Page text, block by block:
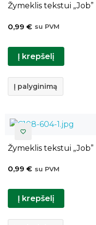
Žymeklis tekstui „Job”
0,99 € su PVM
Į krepšelį
Į palyginimą
Žymeklis tekstui
0,99 € su PVM
Į krepšelį